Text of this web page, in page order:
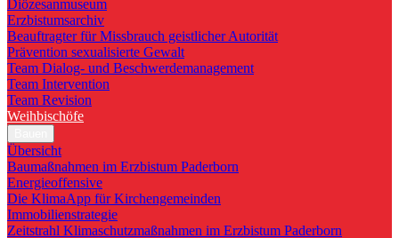
Diözesanmuseum
Erzbistumsarchiv
Beauftragter für Missbrauch geistlicher Autorität
Prävention sexualisierte Gewalt
Team Dialog- und Beschwerdemanagement
Team Intervention
Team Revision
Weihbischöfe
Übersicht
Baumaßnahmen im Erzbistum Paderborn
Energieoffensive
Die KlimaApp für Kirchengemeinden
Immobilienstrategie
Zeitstrahl Klimaschutzmaßnahmen im Erzbistum Paderborn